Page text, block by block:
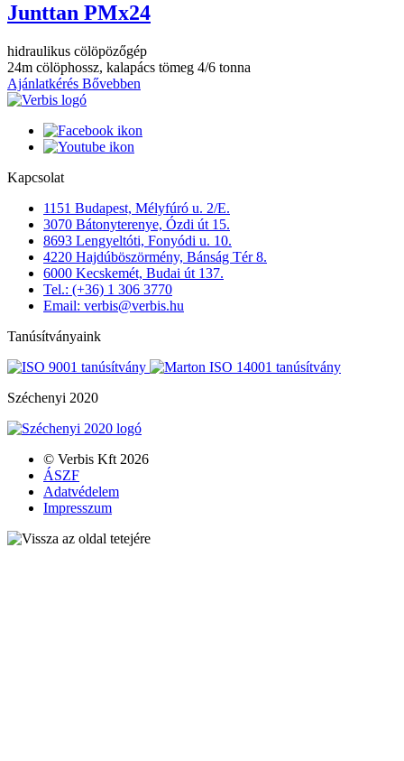
Junttan PMx24
hidraulikus cölöpözőgép
24m cölöphossz, kalapács tömeg 4/6 tonna
Ajánlatkérés Bővebben
Kapcsolat
1151 Budapest, Mélyfúró u. 2/E.
3070 Bátonyterenye, Ózdi út 15.
8693 Lengyeltóti, Fonyódi u. 10.
4220 Hajdúböszörmény, Bánság Tér 8.
6000 Kecskemét, Budai út 137.
Tel.: (+36) 1 306 3770
Email: verbis@verbis.hu
Tanúsítványaink
Széchenyi 2020
© Verbis Kft 2026
ÁSZF
Adatvédelem
Impresszum